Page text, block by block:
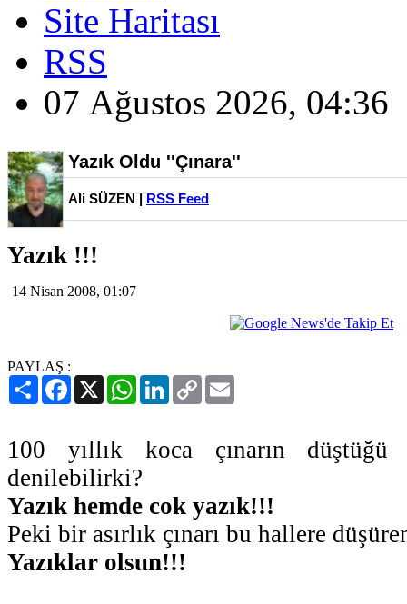
Site Haritası
RSS
07 Ağustos 2026, 04:36
Yazık Oldu ''Çınara''
Ali SÜZEN | RSS Feed
Yazık !!!
14 Nisan 2008, 01:07
PAYLAŞ :
PaylaşFacebook
X WhatsAppLinkedIn
Copy
Link
100 yıllık koca çınarın
denilebilirki?
Yazık hemde cok yazık!!!
Peki bir asırlık çınarı bu hallere
Yazıklar olsun!!!